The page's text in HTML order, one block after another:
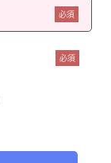
必須
必須